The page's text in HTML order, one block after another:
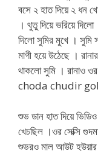
বসে ২ হাত দিয়ে ২ ধন
। থুতু দিয়ে ভরিয়ে
দিলো সুমির মুখে ।
মাগী হয়ে উঠেছে ।
থাকলো সুমি । রানাও
choda chudir
শুভ ডান হাত দিয়ে
খেচছিল ।ওর সেক্সি
শুভরও মাল আউট